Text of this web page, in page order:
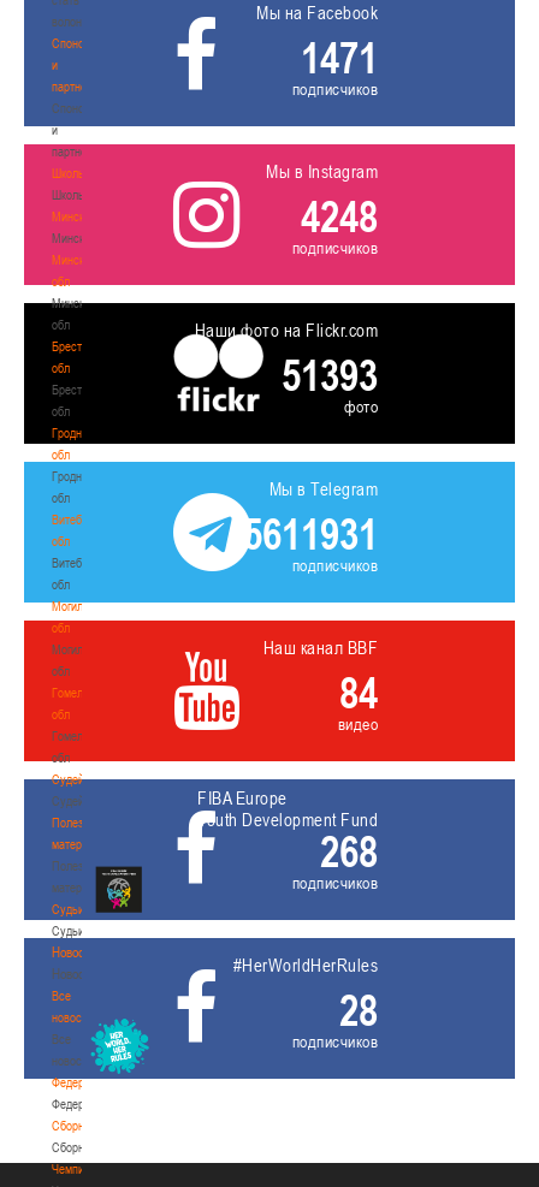
волонтером
Спонсоры
и
партнеры
Спонсоры
и
партнеры
Школы
Школы
Минск
Минск
Минская
обл
Минская
обл
Брестская
обл
Брестская
обл
Гродненская
обл
Гродненская
обл
Витебская
обл
Витебская
обл
Могилевская
обл
Могилевская
обл
Гомельская
обл
Гомельская
обл
Судейство
Судейство
Полезные
материалы
Полезные
материалы
Судьи
Судьи
Новости
Новости
Все
новости
Все
новости
Федерация
Федерация
Сборные
Сборные
Чемпионат
Мы на Facebook
1471
подписчиков
Мы в Instagram
4248
подписчиков
Наши фото на Flickr.com
51393
фото
Мы в Telegram
5611931
подписчиков
Наш канал BBF
84
видео
FIBA Europe
Youth Development Fund
268
подписчиков
#HerWorldHerRules
28
подписчиков